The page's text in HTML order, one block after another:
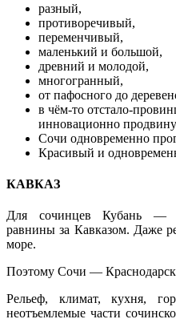
разный,
противоречивый,
переменчивый,
маленький и большой,
древний и молодой,
многогранный,
от пафосного до
в чём-то отстало-
инновационно
Сочи одновременно
Красивый и
КАВКАЗ
Для сочинцев Кубань —
равнины за Кавказом. Даже
море.
Поэтому Сочи —
Рельеф, климат, кухня,
неотъемлемые части